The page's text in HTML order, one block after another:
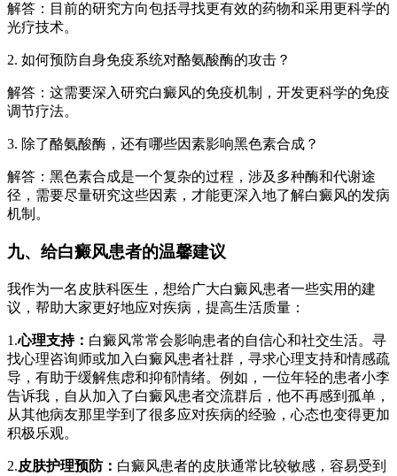
解答：目前的研究方向包括寻找更有效的药物和采用更科学的
光疗技术。
2. 如何预防自身免疫系统对酪氨酸酶的攻击？
解答：这需要深入研究白癜风的免疫机制，开发更科学的免疫
调节疗法。
3. 除了酪氨酸酶，还有哪些因素影响黑色素合成？
解答：黑色素合成是一个复杂的过程，涉及多种酶和代谢途
径，需要尽量研究这些因素，才能更深入地了解白癜风的发病
机制。
九、给白癜风患者的温馨建议
我作为一名皮肤科医生，想给广大白癜风患者一些实用的建
议，帮助大家更好地应对疾病，提高生活质量：
1.心理支持： 白癜风常常会影响患者的自信心和社交生活。寻
找心理咨询师或加入白癜风患者社群，寻求心理支持和情感疏
导，有助于缓解焦虑和抑郁情绪。例如，一位年轻的患者小李
告诉我，自从加入了白癜风患者交流群后，他不再感到孤单，
从其他病友那里学到了很多应对疾病的经验，心态也变得更加
积极乐观。
2.皮肤护理预防： 白癜风患者的皮肤通常比较敏感，容易受到